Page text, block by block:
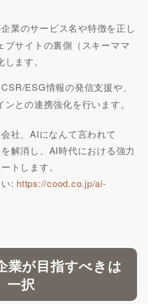
業のサービス名や特徴を正し
ブサイトの裏側（スキーママ
ます。
ESG情報の発信支援や、
との連携強化を行います。
社、AIになんて言われて
解消し、AI時代における強力
トします。
: https://cood.co.jp/ai-
業が目指すべきは
一択